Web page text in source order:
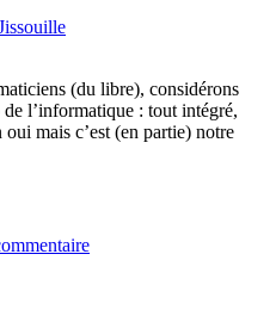
(du libre), considérons
l’informatique : tout intégré,
mais c’est (en partie) notre